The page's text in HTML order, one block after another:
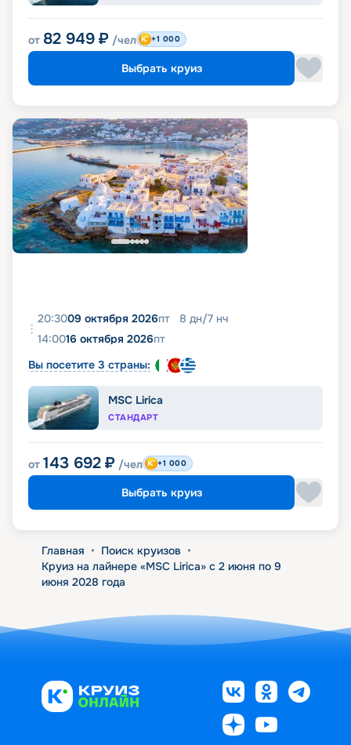
от 82 949 ₽ /чел +1 000
Выбрать круиз
20:3009 октября 2026пт 8 дн/7 нч
14:0016 октября 2026пт
Вы посетите 3 страны:
MSC Lirica
СТАНДАРТ
от 143 692 ₽ /чел +1 000
Выбрать круиз
Главная • Поиск круизов •
Круиз на лайнере «MSC Lirica» с 2 июня по 9
июня 2028 года